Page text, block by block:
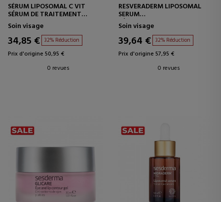
SÉRUM LIPOSOMAL C VIT
SÉRUM DE TRAITEMENT
INTENSIF
Soin visage
34,85 € 32% Réduction
Prix d'origine 50,95 €
0 revues
RESVERADERM LIPOSOMAL
SERUM
SÉRUM ANTIOXYDANT
Soin visage
39,64 € 32% Réduction
Prix d'origine 57,95 €
0 revues